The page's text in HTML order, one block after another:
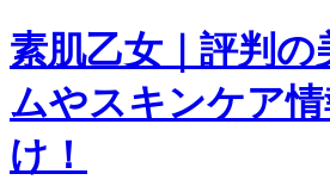
素肌乙女｜評判の
ムやスキンケア
け！